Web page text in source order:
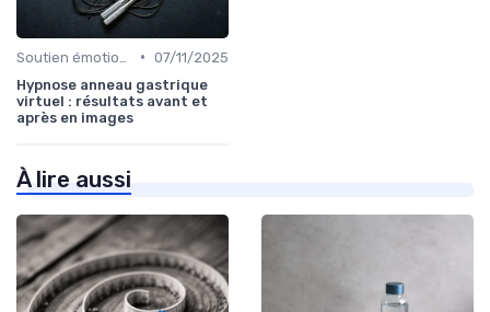
• 07/11/2025
Hypnose anneau gastrique
virtuel : résultats avant et
après en images
À lire aussi